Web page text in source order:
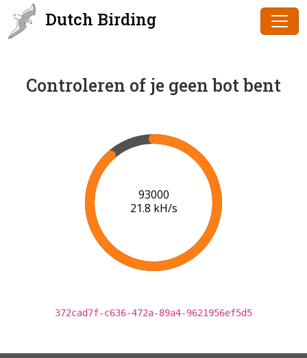
Dutch Birding
Controleren of je geen bot bent
94000
21.8 kH/s
372cad7f-c636-472a-89a4-9621956ef5d5